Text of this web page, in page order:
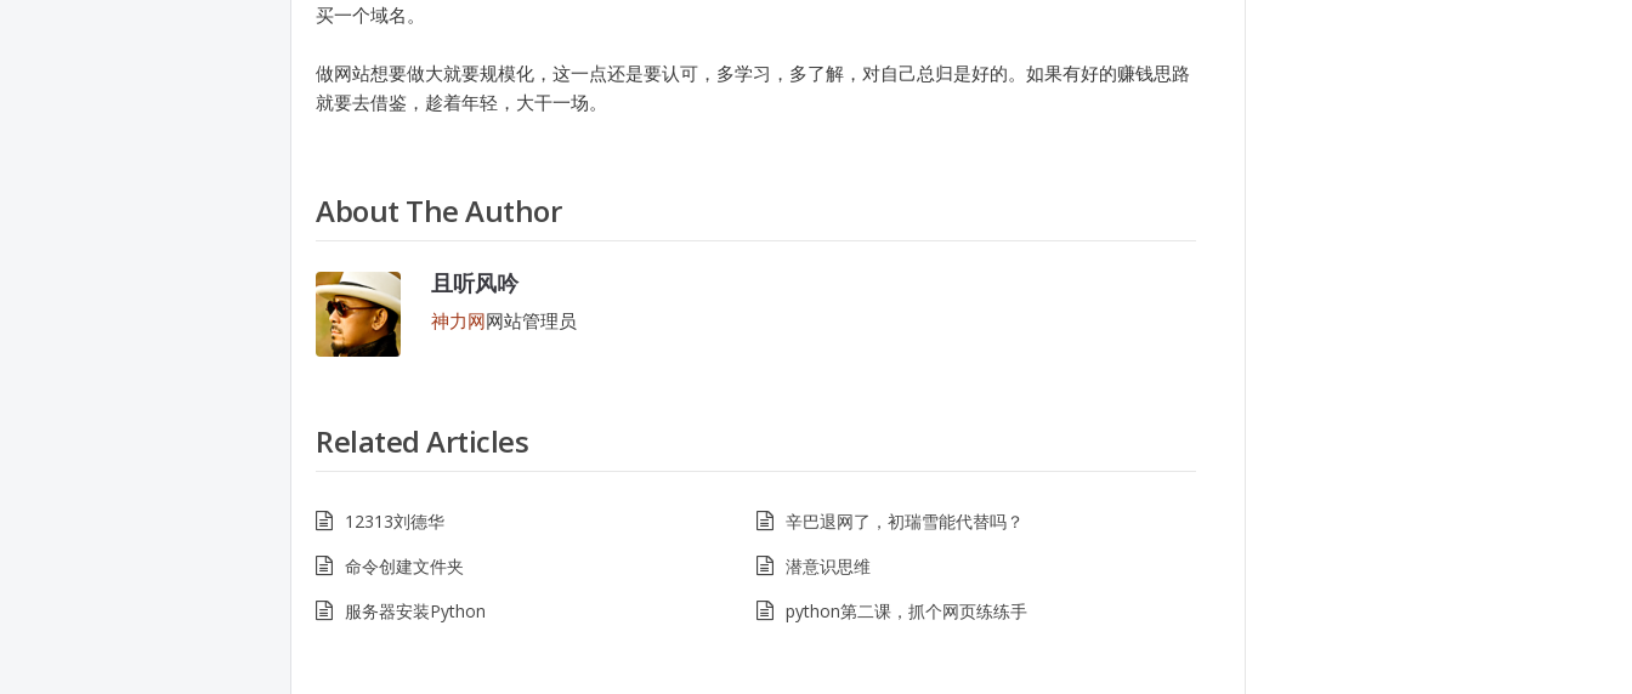
买一个域名。
做网站想要做大就要规模化，这一点还是要认可，多学习，多了解，对自己总归是好的。如果有好的赚钱思路
就要去借鉴，趁着年轻，大干一场。
About The Author
且听风吟
神力网网站管理员
Related Articles
12313刘德华
辛巴退网了，初瑞雪能代替吗？
命令创建文件夹
潜意识思维
服务器安装Python
python第二课，抓个网页练练手